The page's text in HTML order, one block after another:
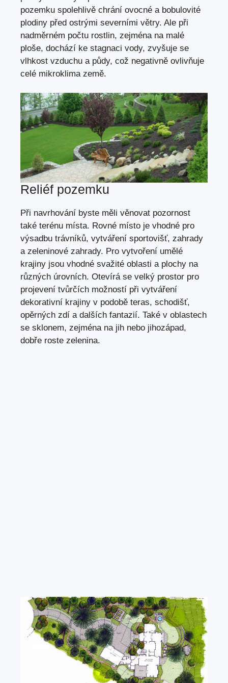
pozemku spolehlivě chrání ovocné a bobulovité
plodiny před ostrými severními větry. Ale při
nadměrném počtu rostlin, zejména na malé
ploše, dochází ke stagnaci vody, zvyšuje se
vlhkost vzduchu a půdy, což negativně ovlivňuje
celé mikroklima země.
Reliéf pozemku
Při navrhování byste měli věnovat pozornost
také terénu místa. Rovné místo je vhodné pro
výsadbu trávníků, vytváření sportovišť, zahrady
a zeleninové zahrady. Pro vytvoření umělé
krajiny jsou vhodné svažité oblasti a plochy na
různých úrovních. Otevírá se velký prostor pro
projevení tvůrčích možností při vytváření
dekorativní krajiny v podobě teras, schodišť,
opěrných zdí a dalších fantazií. Také v oblastech
se sklonem, zejména na jih nebo jihozápad,
dobře roste zelenina.